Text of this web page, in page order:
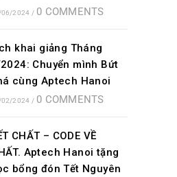
06/2024 / 0 COMMENTS
khai giảng Tháng
Chuyển mình Bứt
cùng Aptech Hanoi
2024 / 0 COMMENTS
CHẤT – CODE VỀ
Aptech Hanoi tặng
bổng đón Tết Nguyên